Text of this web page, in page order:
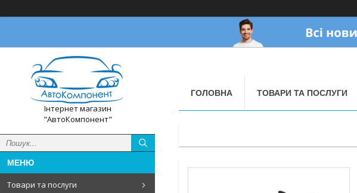
Інтернет магазин
"АвтоКомпонент"
Товари та послуги
ГОЛОВНА ТОВАРИ ТА ПОСЛУГИ